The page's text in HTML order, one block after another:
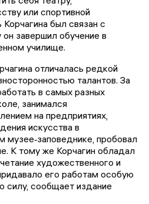
или спортивной
Корчагина был связан с
завершил обучение в
училище.
отличалась редкой
талантов. За
в самых разных
занимался
на предприятиях,
искусства в
пробовал
К тому же Корчагин обладал
художественного и
его работам особую
силу, сообщает издание